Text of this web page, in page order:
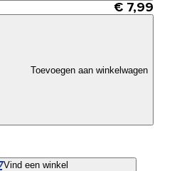
€ 7,99
Toevoegen aan winkelwagen
Vind een winkel